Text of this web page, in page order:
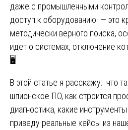
даже с промышленными
доступ к оборудованию — это
методически верного поиска,
идет о системах, отключение
🖥️
В этой статье я расскажу: что
шпионское ПО, как строится
диагностика, какие
приведу реальные кейсы из